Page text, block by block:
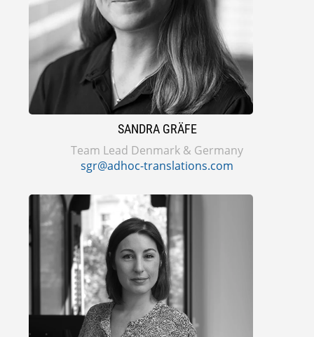
SANDRA GRÄFE
Team Lead Denmark & Germany
sgr@adhoc-translations.com